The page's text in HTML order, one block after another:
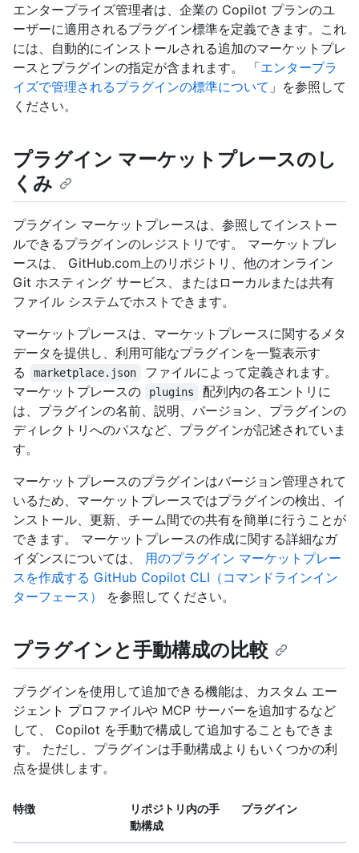
エンタープライズ管理者は、企業の Copilot プランのユ
ーザーに適用されるプラグイン標準を定義できます。これ
には、自動的にインストールされる追加のマーケットプレ
ースとプラグインの指定が含まれます。 「エンタープラ
イズで管理されるプラグインの標準について 」を参照して
ください。
プラグイン マーケットプレースのし
くみ
プラグイン マーケットプレースは、参照してインストー
ルできるプラグインのレジストリです。 マーケットプレ
ースは、 GitHub.com上のリポジトリ、他のオンライン
Git ホスティング サービス、またはローカルまたは共有
ファイル システムでホストできます。
マーケットプレースは、マーケットプレースに関するメタ
データを提供し、利用可能なプラグインを一覧表示す
る
marketplace.json
ファイルによって定義されます。
マーケットプレースの
plugins
配列内の各エントリに
は、プラグインの名前、説明、バージョン、プラグインの
ディレクトリへのパスなど、プラグインが記述されていま
す。
マーケットプレースのプラグインはバージョン管理されて
いるため、マーケットプレースではプラグインの検出、イ
ンストール、更新、チーム間での共有を簡単に行うことが
できます。 マーケットプレースの作成に関する詳細なガ
イダンスについては、 用のプラグイン マーケットプレー
スを作成する GitHub Copilot CLI（コマンドラインイン
ターフェース）
を参照してください。
プラグインと手動構成の比較
プラグインを使用して追加できる機能は、カスタム エー
ジェント プロファイルや MCP サーバーを追加するなど
して、 Copilot を手動で構成して追加することもできま
す。 ただし、プラグインは手動構成よりもいくつかの利
点を提供します。
特徴
リポジトリ内の手
動構成
プラグイン